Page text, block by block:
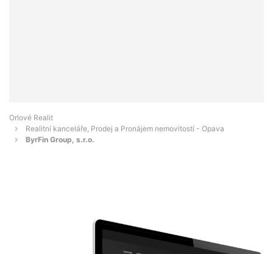
Orlové Realit
Realitní kanceláře, Prodej a Pronájem nemovitostí - Opava
ByrFin Group, s.r.o.